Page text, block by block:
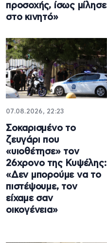
προσοχής, ίσως μίλησε
στο κινητό»
07.08.2026, 22:23
Σοκαρισμένο το
ζευγάρι που
«υιοθέτησε» τον
26χρονο της Κυψέλης:
«Δεν μπορούμε να το
πιστέψουμε, τον
είχαμε σαν
οικογένεια»